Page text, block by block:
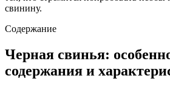
свинину.
Содержание
Черная свинья:
содержания и